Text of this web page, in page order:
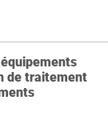
de traitement